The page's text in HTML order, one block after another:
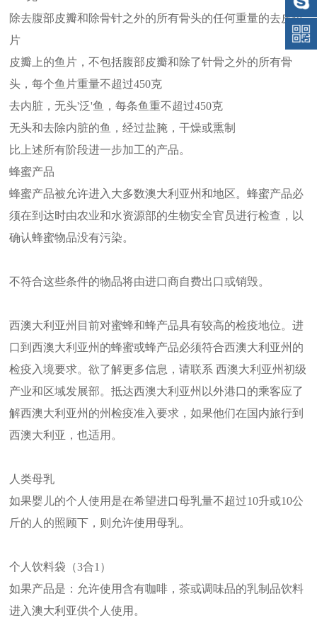
除去腹部皮瓣和除骨针之外的所有骨头的任何重量的去皮鱼
片
皮瓣上的鱼片，不包括腹部皮瓣和除了针骨之外的所有骨
头，每个鱼片重量不超过450克
去内脏，无头'泛'鱼，每条鱼重不超过450克
无头和去除内脏的鱼，经过盐腌，干燥或熏制
比上述所有阶段进一步加工的产品。
蜂蜜产品
蜂蜜产品被允许进入大多数澳大利亚州和地区。蜂蜜产品必
须在到达时由农业和水资源部的生物安全官员进行检查，以
确认蜂蜜物品没有污染。
不符合这些条件的物品将由进口商自费出口或销毁。
西澳大利亚州目前对蜜蜂和蜂产品具有较高的检疫地位。进
口到西澳大利亚州的蜂蜜或蜂产品必须符合西澳大利亚州的
检疫入境要求。欲了解更多信息，请联系 西澳大利亚州初级
产业和区域发展部。抵达西澳大利亚州以外港口的乘客应了
解西澳大利亚州的州检疫准入要求，如果他们在国内旅行到
西澳大利亚，也适用。
人类母乳
如果婴儿的个人使用是在希望进口母乳量不超过10升或10公
斤的人的照顾下，则允许使用母乳。
个人饮料袋（3合1）
如果产品是：允许使用含有咖啡，茶或调味品的乳制品饮料
进入澳大利亚供个人使用。